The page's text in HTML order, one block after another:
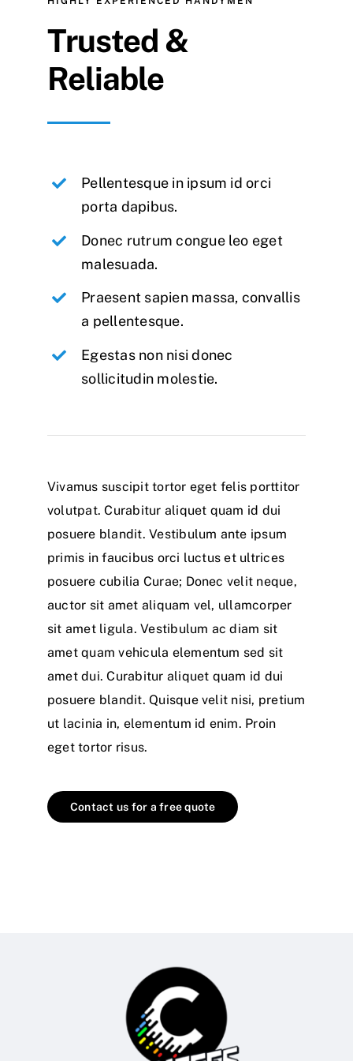
Trusted &
Reliable
Pellentesque in ipsum id orci
porta dapibus.
Donec rutrum congue leo eget
malesuada.
Praesent sapien massa, convallis
a pellentesque.
Egestas non nisi donec
sollicitudin molestie.
Vivamus suscipit tortor eget felis porttitor
volutpat. Curabitur aliquet quam id dui
posuere blandit. Vestibulum ante ipsum
primis in faucibus orci luctus et ultrices
posuere cubilia Curae; Donec velit neque,
auctor sit amet aliquam vel, ullamcorper
sit amet ligula. Vestibulum ac diam sit
amet quam vehicula elementum sed sit
amet dui. Curabitur aliquet quam id dui
posuere blandit. Quisque velit nisi, pretium
ut lacinia in, elementum id enim. Proin
eget tortor risus.
Contact us for a free quote